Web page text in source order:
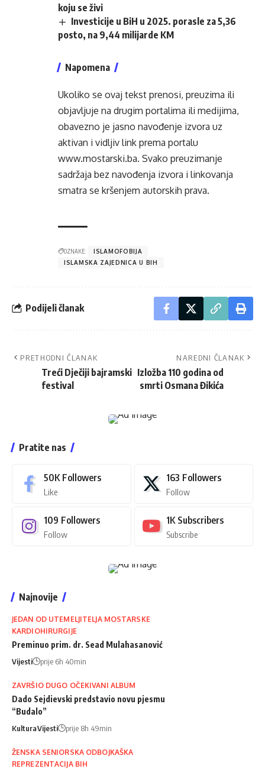
koju se živi
Investicije u BiH u 2025. porasle za 5,36
posto, na 9,44 milijarde KM
Napomena
Ukoliko se ovaj tekst prenosi, preuzima ili
objavljuje na drugim portalima ili medijima,
obavezno je jasno navođenje izvora uz
aktivan i vidljiv link prema portalu
www.mostarski.ba. Svako preuzimanje
sadržaja bez navođenja izvora i linkovanja
smatra se kršenjem autorskih prava.
OZNAKE:
ISLAMOFOBIJA
ISLAMSKA ZAJEDNICA U BIH
Podijeli članak
PRETHODNI ČLANAK
Treći Dječiji bajramski
festival
NAREDNI ČLANAK
Izložba 110 godina od
smrti Osmana Đikića
Pratite nas
50K Followers
Like
163 Followers
Follow
109 Followers
Follow
1K Subscribers
Subscribe
Najnovije
JEDAN OD UTEMELJITELJA MOSTARSKE
KARDIOHIRURGIJE
Preminuo prim. dr. Sead Mulahasanović
Vijesti prije 6h 40min
ZAVRŠIO DUGO OČEKIVANI ALBUM
Dado Sejdievski predstavio novu pjesmu
“Budalo”
KulturaVijesti prije 8h 49min
ŽENSKA SENIORSKA ODBOJKAŠKA
REPREZENTACIJA BIH